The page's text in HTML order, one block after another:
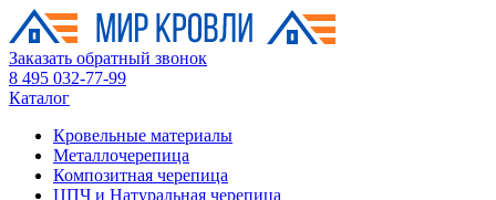
Заказать обратный звонок
8 495 032-77-99
Каталог
Кровельные материалы
Металлочерепица
Композитная черепица
ЦПЧ и Натуральная черепица